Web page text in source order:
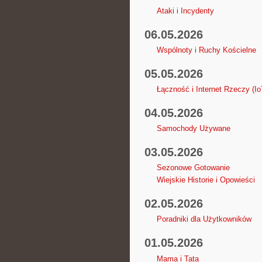
Ataki i Incydenty
06.05.2026
Wspólnoty i Ruchy Kościelne
05.05.2026
Łączność i Internet Rzeczy
04.05.2026
Samochody Używane
03.05.2026
Sezonowe Gotowanie
Wiejskie Historie i Opowieści
02.05.2026
Poradniki dla Użytkowników
01.05.2026
Mama i Tata